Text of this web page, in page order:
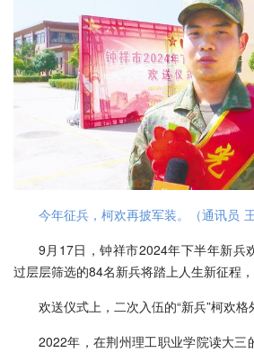
今年征兵，柯欢再披军装。（通讯员
9月17日，钟祥市2024年下半年新兵
过层层筛选的84名新兵将踏上人生新征程，
欢送仪式上，二次入伍的“新兵”柯欢格
2022年，在荆州理工职业学院读大三